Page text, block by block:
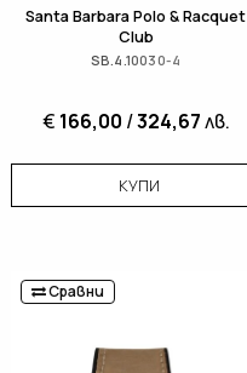
Santa Barbara Polo & Racquet
Club
SB.4.10030-4
€ 166,00 /324,67лв.
КУПИ
Сравни